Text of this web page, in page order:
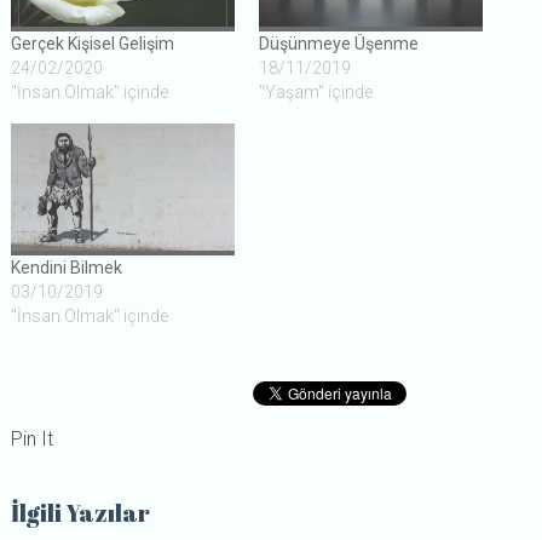
Gerçek Kişisel Gelişim
24/02/2020
"İnsan Olmak" içinde
Düşünmeye Üşenme
18/11/2019
"Yaşam" içinde
Kendini Bilmek
03/10/2019
"İnsan Olmak" içinde
Pin It
İlgili Yazılar